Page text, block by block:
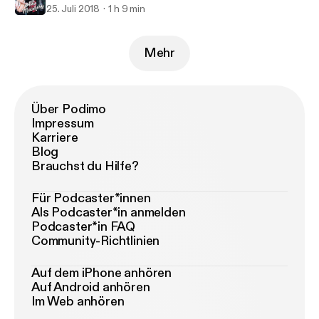
25. Juli 2018 1 h 9 min
Mehr
Über Podimo
Impressum
Karriere
Blog
Brauchst du Hilfe?
Für Podcaster*innen
Als Podcaster*in anmelden
Podcaster*in FAQ
Community-Richtlinien
Auf dem iPhone anhören
Auf Android anhören
Im Web anhören